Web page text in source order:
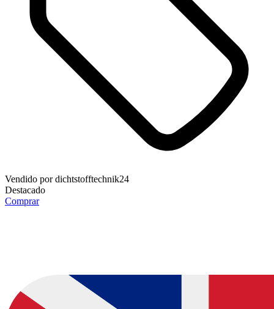
Vendido pordichtstofftechnik24
Destacado
Comprar